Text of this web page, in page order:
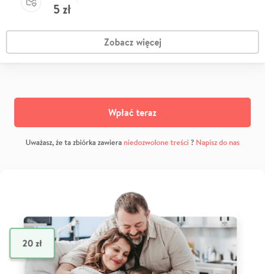
5zł
Zobacz więcej
Wpłać teraz
Uważasz, że ta zbiórka zawiera niedozwolone treści? Napisz do nas